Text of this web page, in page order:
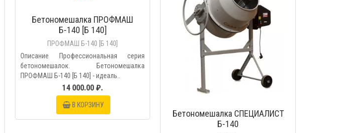
Бетономешалка ПРОФМАШ
Б-140 [Б 140]
ПРОФМАШ Б-140 [Б 140]
Описание Профессиональная серия
бетономешалок. Бетономешалка
ПРОФМАШ Б-140 [Б 140] - идеаль..
14 000.00 ₽.
В КОРЗИНУ
Бетономешалка СПЕЦИАЛИСТ
Б-140